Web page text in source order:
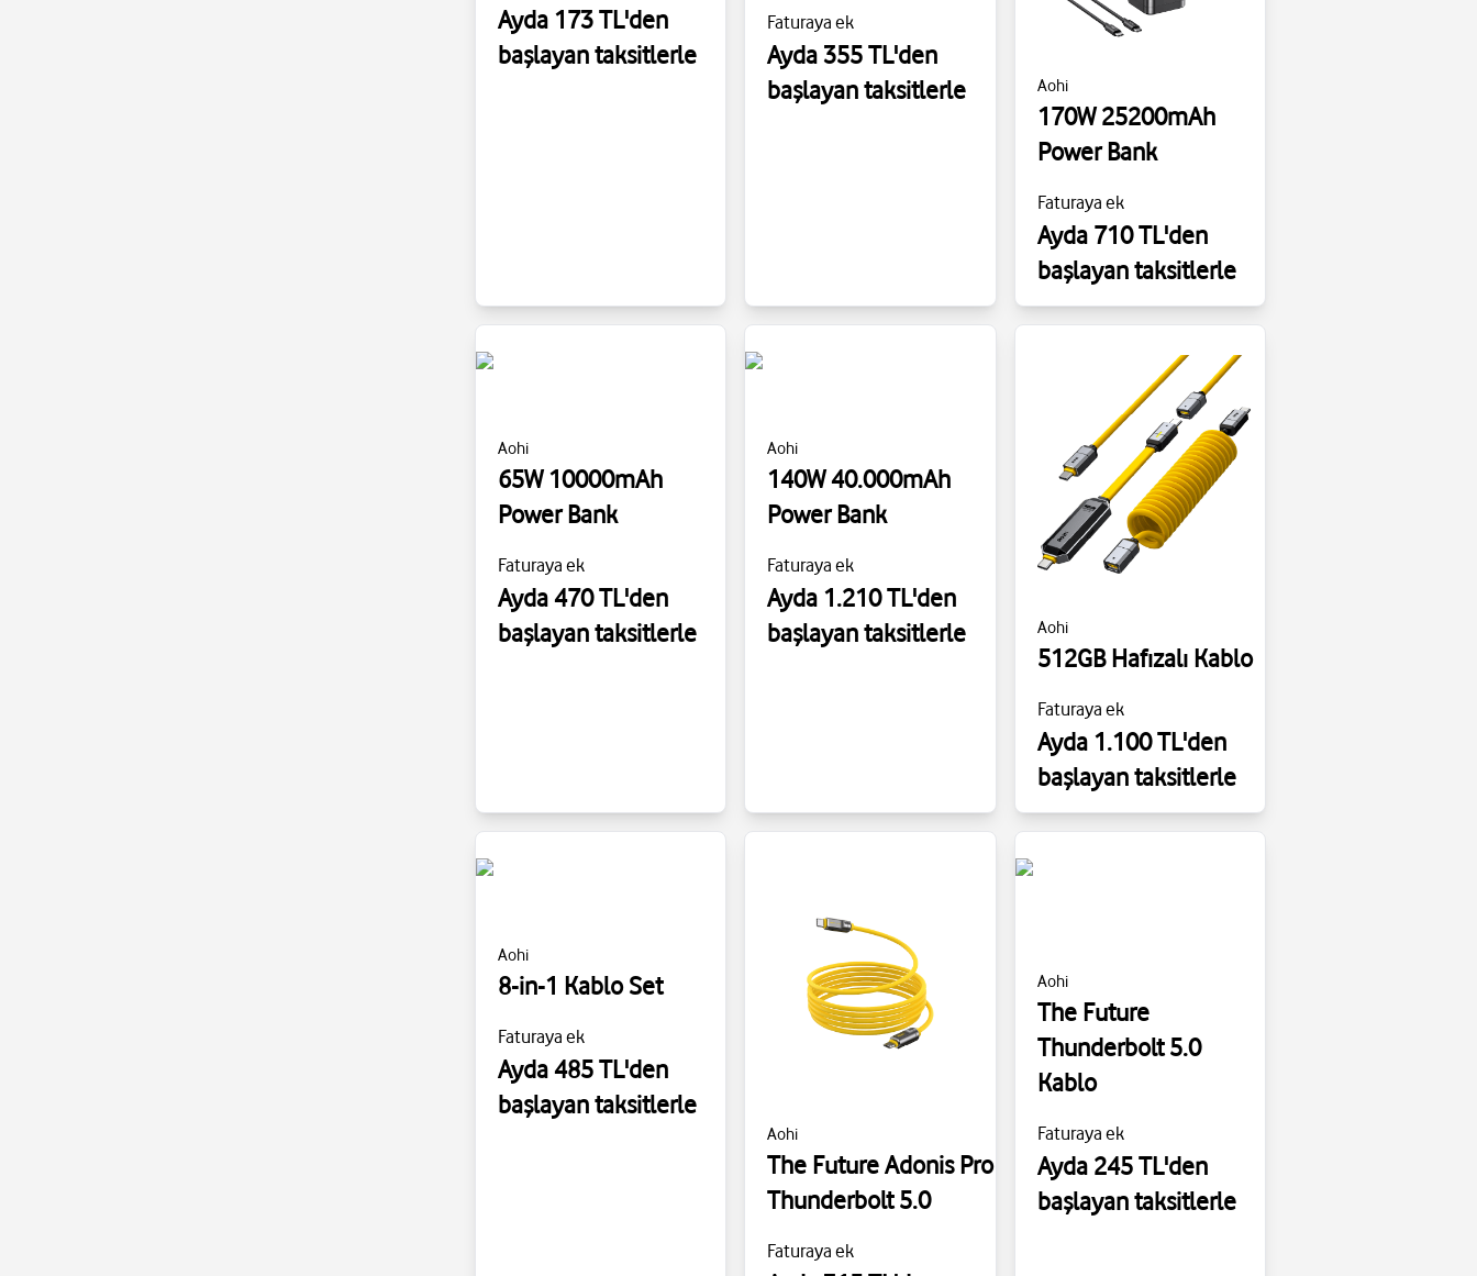
Ayda 173 TL'den
başlayan taksitlerle
Faturaya ek
Ayda 355 TL'den
başlayan taksitlerle
Aohi
170W 25200mAh
Power Bank
Faturaya ek
Ayda 710 TL'den
başlayan taksitlerle
Aohi
65W 10000mAh
Power Bank
Faturaya ek
Ayda 470 TL'den
başlayan taksitlerle
Aohi
140W 40.000mAh
Power Bank
Faturaya ek
Ayda 1.210 TL'den
başlayan taksitlerle
Aohi
512GB Hafızalı Kablo
Faturaya ek
Ayda 1.100 TL'den
başlayan taksitlerle
Aohi
8-in-1 Kablo Set
Faturaya ek
Ayda 485 TL'den
başlayan taksitlerle
Aohi
The Future Adonis Pro
Thunderbolt 5.0
Faturaya ek
Aohi
The Future
Thunderbolt 5.0
Kablo
Faturaya ek
Ayda 245 TL'den
başlayan taksitlerle